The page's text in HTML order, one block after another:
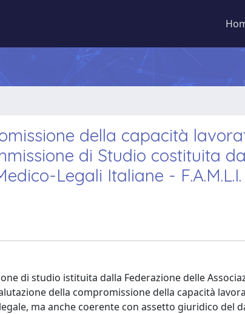
della capacità
di Studio costituita
Legali Italiane - F.A.M.L.I.
di studio istituita dalla Federazione delle
della compromissione della capacità
ma anche coerente con assetto giuridico del